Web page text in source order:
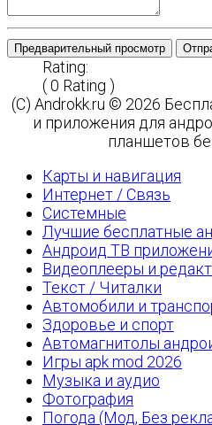
Предварительный просмотр
Rating:
( 0 Rating )
(C) Androkk.ru © 2026
и приложения для
планшетов
Карты и навигация
Интернет / Связь
Системные
Лучшие бесплатные
Андроид ТВ
Видеоплееры и
Текст / Читалки
Автомобили и
Здоровье и спорт
Автомагнитолы
Игры apk mod 2026
Музыка и аудио
Фотография
Погода (Мод, Без